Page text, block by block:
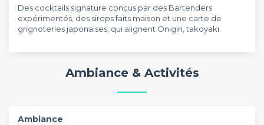
Des cocktails signature conçus par des Bartenders
expérimentés, des sirops faits maison et une carte de
grignoteries japonaises, qui alignent Onigiri, takoyaki.
Ambiance & Activités
Ambiance